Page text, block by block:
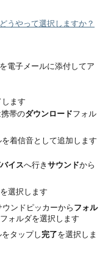
うやって選択しますか？
電子メールに添付してア
ます
帯のダウンロードフォル
着信音として追加します
イスへ行き サウンドから
を選択します
ンドピッカーから フォル
フォルダを選択します
タップし完了を選択しま